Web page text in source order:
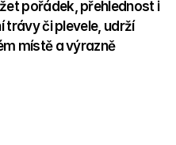
pořádek, přehlednost i
či plevele, udrží
místě a výrazně
červená, hnědá,